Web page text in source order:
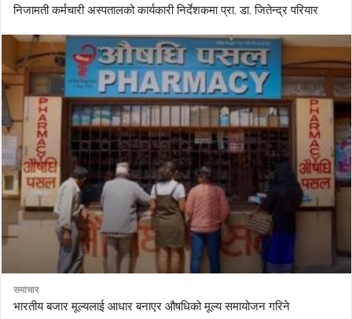
निजामती कर्मचारी अस्पतालको कार्यकारी निर्देशकमा प्रा. डा. जितेन्द्र परियार
समाचार
भारतीय बजार मूल्यलाई आधार बनाएर औषधिको मूल्य समायोजन गरिने